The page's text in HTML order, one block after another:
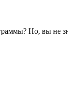
Но, вы не